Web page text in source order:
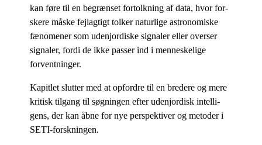
kan føre til en be­græn­set for­tolk­ning af data, hvor for­
ske­re må­ske fejl­ag­tigt tol­ker na­tur­li­ge astro­no­mi­ske
fæ­no­me­ner som udenjor­di­ske sig­na­ler el­ler over­ser
sig­na­ler, for­di de ikke pas­ser ind i men­ne­ske­li­ge
forventninger.
Ka­pit­let slut­ter med at op­for­dre til en bre­de­re og mere
kri­tisk til­gang til søg­nin­gen ef­ter udenjor­disk in­tel­li­
gens, der kan åbne for nye per­spek­ti­ver og me­to­der i
SETI-forskningen.